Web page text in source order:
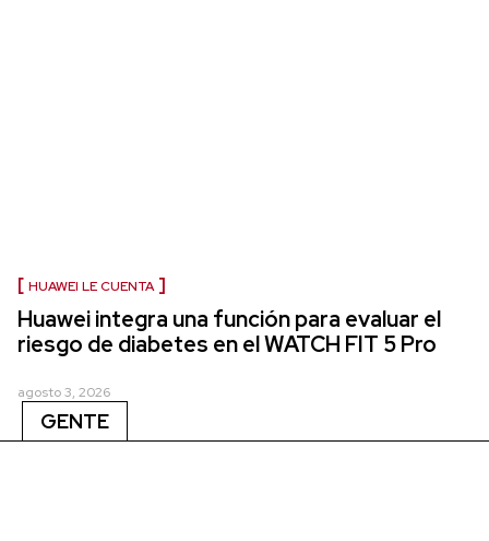
HUAWEI LE CUENTA
Huawei integra una función para evaluar el
riesgo de diabetes en el WATCH FIT 5 Pro
agosto 3, 2026
GENTE